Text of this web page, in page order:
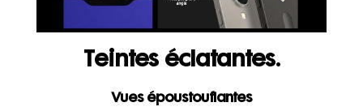
Teintes éclatantes.
Vues époustouflantes